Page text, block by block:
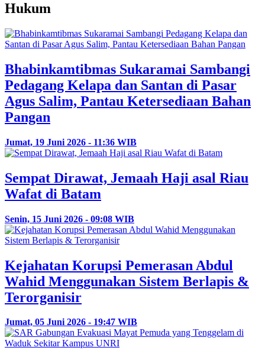
Hukum
Bhabinkamtibmas Sukaramai Sambangi
Pedagang Kelapa dan Santan di Pasar
Agus Salim, Pantau Ketersediaan Bahan
Pangan
Jumat, 19 Juni 2026 - 11:36 WIB
Sempat Dirawat, Jemaah Haji asal Riau
Wafat di Batam
Senin, 15 Juni 2026 - 09:08 WIB
Kejahatan Korupsi Pemerasan Abdul
Wahid Menggunakan Sistem Berlapis &
Terorganisir
Jumat, 05 Juni 2026 - 19:47 WIB